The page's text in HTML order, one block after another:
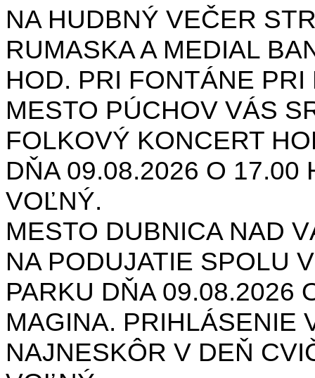
NA HUDBNÝ VEČER
RUMASKA A MEDIAL
HOD. PRI FONTÁNE PRI
MESTO PÚCHOV VÁS
FOLKOVÝ KONCERT
DŇA 09.08.2026 O 17.00
VOĽNÝ.
MESTO DUBNICA NAD
NA PODUJATIE SPOLU
PARKU DŇA 09.08.2026
MAGINA. PRIHLÁSENIE
NAJNESKÔR V DEŇ